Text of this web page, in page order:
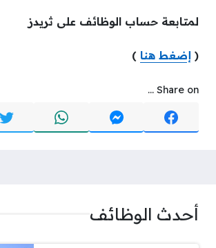
لمتابعة حساب الوظائف على ثريدز
( إضغط هنا )
Share on ...
أحدث الوظائف